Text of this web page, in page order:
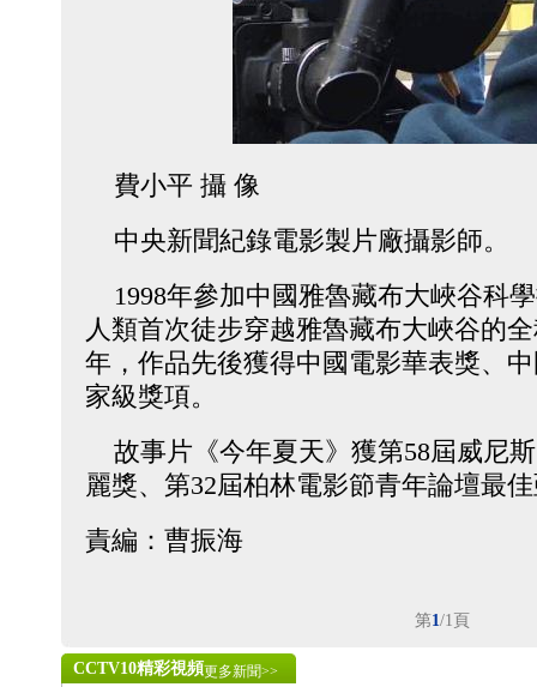
費小平 攝 像
中央新聞紀錄電影製片廠攝影師。
1998年參加中國雅魯藏布大峽谷科
人類首次徒步穿越雅魯藏布大峽谷的
年，作品先後獲得中國電影華表獎、
家級獎項。
故事片《今年夏天》獲第58屆威尼
麗獎、第32屆柏林電影節青年論壇最
責編：曹振海
第1/1頁
CCTV10精彩視頻更多新聞>>